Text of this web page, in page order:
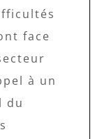
face
à un
du